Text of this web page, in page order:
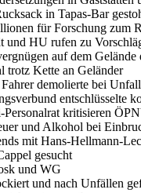
in Tapas-Bar
für Forschung zum
und HU rufen zu
auf dem Gelände
trotz Kette an Geländer
demolierte bei
entschlüsselte
kritisieren
und Alkohol bei
mit Hans-Hellmann-
gesucht
und WG
und nach Unfällen